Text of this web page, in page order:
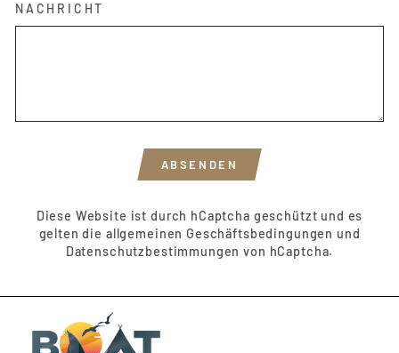
NACHRICHT
ABSENDEN
Diese Website ist durch hCaptcha geschützt und es
gelten die allgemeinen Geschäftsbedingungen und
Datenschutzbestimmungen von hCaptcha.